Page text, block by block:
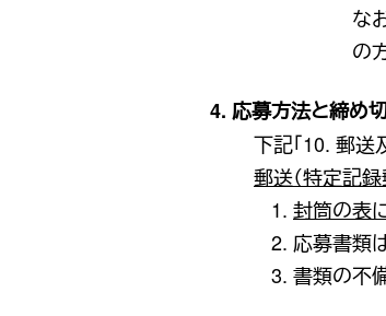
な
の
4. 応募方法と締め
下記「10. 郵送
郵送（特定記
封筒の表
応募書類
書類の不